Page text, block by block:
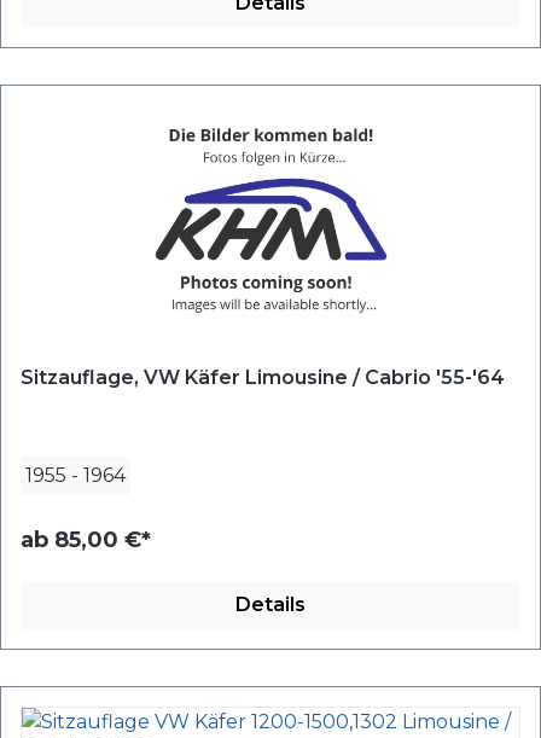
Sitzauflage, VW Käfer Limousine / Cabrio '55-'64
1955 - 1964
ab 85,00 €*
Details